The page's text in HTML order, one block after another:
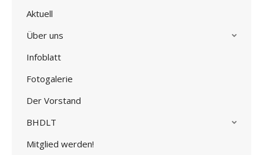
Aktuell
Über uns
Infoblatt
Fotogalerie
Der Vorstand
BHDLT
Mitglied werden!